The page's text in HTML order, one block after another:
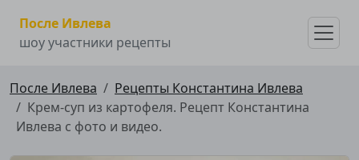
После Ивлева
шоу участники рецепты
После Ивлева
Рецепты Константина Ивлева
Крем-суп из картофеля. Рецепт Константина
Ивлева с фото и видео.